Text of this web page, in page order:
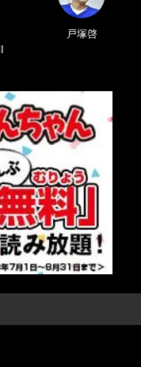
戸塚啓